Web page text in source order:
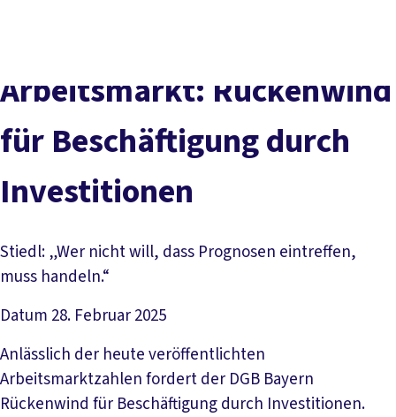
Service
Mitmachen
Arbeitsmarkt: Rückenwind
für Beschäftigung durch
Investitionen
Stiedl: „Wer nicht will, dass Prognosen eintreffen,
muss handeln.“
Datum 28. Februar 2025
Anlässlich der heute veröffentlichten
Arbeitsmarktzahlen fordert der DGB Bayern
Rückenwind für Beschäftigung durch Investitionen.